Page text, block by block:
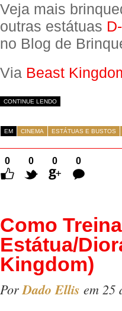
Veja mais
outras estátuas
no Blog de
Via Beast
CONTINUE LENDO
EM CINEMA ESTÁTUAS E BUSTOS
0 0 0
0
Como
Estátua/
Kingdom)
PorDado Ellis em 25